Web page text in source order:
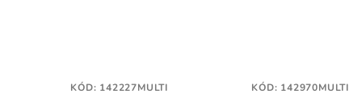
KÓD: 142227MULTI KÓD: 142970MULTI